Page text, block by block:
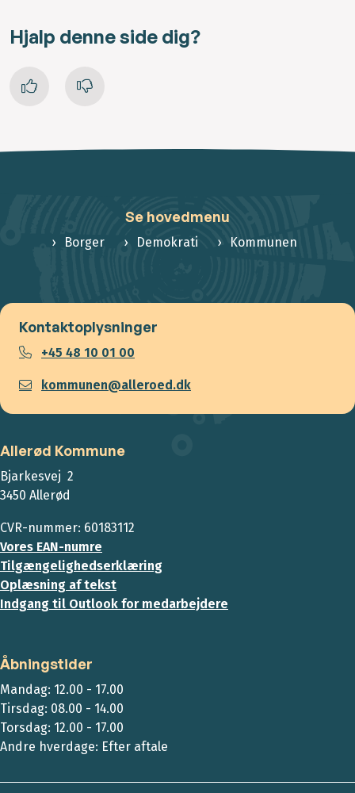
Hjalp denne side dig?
Se hovedmenu
Borger Demokrati Kommunen
Kontaktoplysninger
+45 48 10 01 00
kommunen@alleroed.dk
Allerød Kommune
Bjarkesvej 2
3450 Allerød
CVR-nummer: 60183112
Vores EAN-numre
Tilgængelighedserklæring
Oplæsning af tekst
Indgang til Outlook for medarbejdere
Åbningstider
Mandag: 12.00 - 17.00
Tirsdag: 08.00 - 14.00
Torsdag: 12.00 - 17.00
Andre hverdage: Efter aftale